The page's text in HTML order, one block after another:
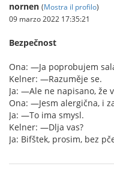
nornen (Mostra il profilo)
09 marzo 2022 17:35:21
Bezpečnost
Ona: —Ja poprobujem
Kelner: —Razuměje se.
Ja: —Ale ne napisano, že
Ona: —Jesm alergična, i
Ja: —To ima smysl.
Kelner: —Dlja vas?
Ja: Bifštek, prosim, bez